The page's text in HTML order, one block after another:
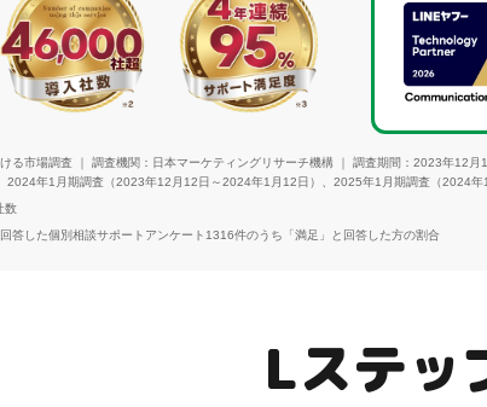
る市場調査 ｜ 調査機関：日本マーケティングリサーチ機構 ｜ 調査期間：2023年
2024年1月期調査（2023年12月12日～2024年1月12日）、2025年1月期調査（2024
数
答した個別相談サポートアンケート1316件のうち「満足」と回答した方の割合
Lステッ